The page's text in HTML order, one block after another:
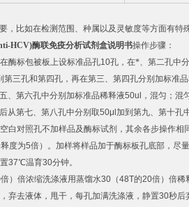
，比如在检测范围、种属以及灵敏度等方面有
HCV)酶联免疫分析试剂盒说明书操作步骤：
酶标包被板上设标准品孔10孔，在*、第二孔中
第三孔和第四孔，再在第三、第四孔分别加标准
、第六孔中分别加标准品稀释液50ul ，混匀；混
后从第七、第八孔中分别取50μl 加到第九、第十孔
白对照孔不加样品及酶标试剂，其余各步操作
释度为5倍）。加样将样品加于酶标板孔底部，尽
37℃温育30分钟。
倍）倍浓缩洗涤液用蒸馏水30 （48T的20倍）倍稀
弃去液体，甩干，每孔加满洗涤液，静置30秒后